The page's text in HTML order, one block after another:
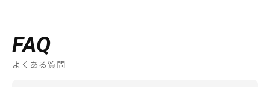
FAQ
よくある質問